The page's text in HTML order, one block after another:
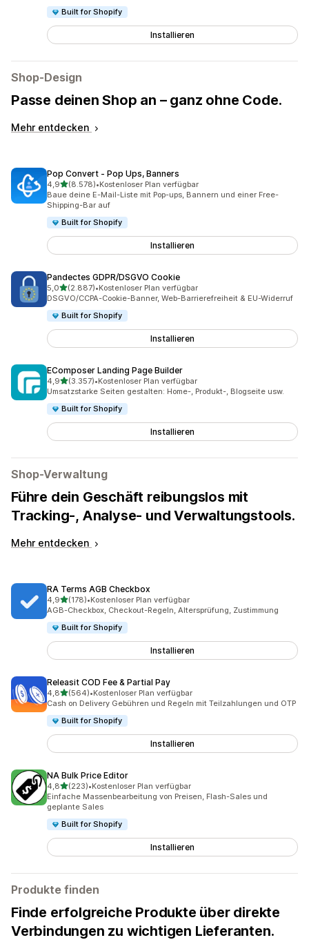
Built for Shopify
Installieren
Shop-Design
Passe deinen Shop an – ganz ohne Code.
Mehr entdecken
Pop Convert ‑ Pop Ups, Banners
4,9von 5 Sternen
(8.578)
8578 Rezensionen insgesamt
•Kostenloser Plan verfügbar
Baue deine E-Mail-Liste mit Pop-ups, Bannern und einer Free-
Shipping-Bar auf
Built for Shopify
Installieren
Pandectes GDPR/DSGVO Cookie
5,0von 5 Sternen
(2.887)
2887 Rezensionen insgesamt
•Kostenloser Plan verfügbar
DSGVO/CCPA-Cookie-Banner, Web-Barrierefreiheit & EU-Widerruf
Built for Shopify
Installieren
EComposer Landing Page Builder
4,9von 5 Sternen
(3.357)
3357 Rezensionen insgesamt
•Kostenloser Plan verfügbar
Umsatzstarke Seiten gestalten: Home-, Produkt-, Blogseite usw.
Built for Shopify
Installieren
Shop-Verwaltung
Führe dein Geschäft reibungslos mit
Tracking-, Analyse- und Verwaltungstools.
Mehr entdecken
RA Terms AGB Checkbox
4,9von 5 Sternen
(178)
178 Rezensionen insgesamt
•Kostenloser Plan verfügbar
AGB-Checkbox, Checkout-Regeln, Altersprüfung, Zustimmung
Built for Shopify
Installieren
Releasit COD Fee & Partial Pay
4,8von 5 Sternen
(564)
564 Rezensionen insgesamt
•Kostenloser Plan verfügbar
Cash on Delivery Gebühren und Regeln mit Teilzahlungen und OTP
Built for Shopify
Installieren
NA Bulk Price Editor
4,8von 5 Sternen
(223)
223 Rezensionen insgesamt
•Kostenloser Plan verfügbar
Einfache Massenbearbeitung von Preisen, Flash-Sales und
geplante Sales
Built for Shopify
Installieren
Produkte finden
Finde erfolgreiche Produkte über direkte
Verbindungen zu wichtigen Lieferanten.